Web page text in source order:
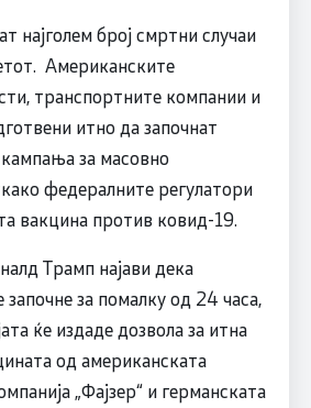
најголем број смртни случаи
Американските
транспортните компании и
итно да започнат
за масовно
федералните регулатори
вакцина против ковид-19.
Трамп најави дека
започне за помалку од 24 часа,
ќе издаде дозвола за итна
од американската
„Фајзер“ и германската